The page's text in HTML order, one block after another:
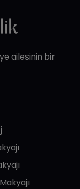
ailesinin bir